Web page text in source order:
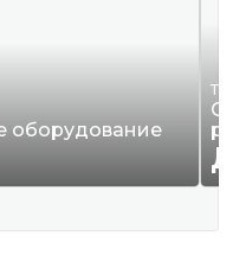
оборудование